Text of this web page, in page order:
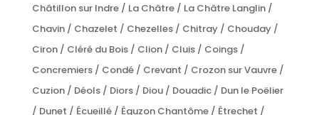
Châtillon sur Indre / La Châtre / La Châtre Langlin /
Chavin / Chazelet / Chezelles / Chitray / Chouday /
Ciron / Cléré du Bois / Clion / Cluis / Coings /
Concremiers / Condé / Crevant / Crozon sur Vauvre /
Cuzion / Déols / Diors / Diou / Douadic / Dun le Poëlier
/ Dunet / Écueillé / Éguzon Chantôme / Étrechet /